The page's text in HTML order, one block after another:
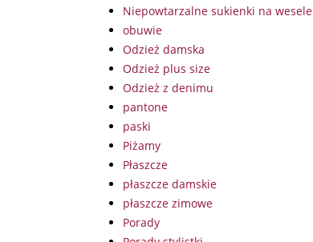
Niepowtarzalne sukienki na wesele
obuwie
Odzież damska
Odzież plus size
Odzież z denimu
pantone
paski
Piżamy
Płaszcze
płaszcze damskie
płaszcze zimowe
Porady